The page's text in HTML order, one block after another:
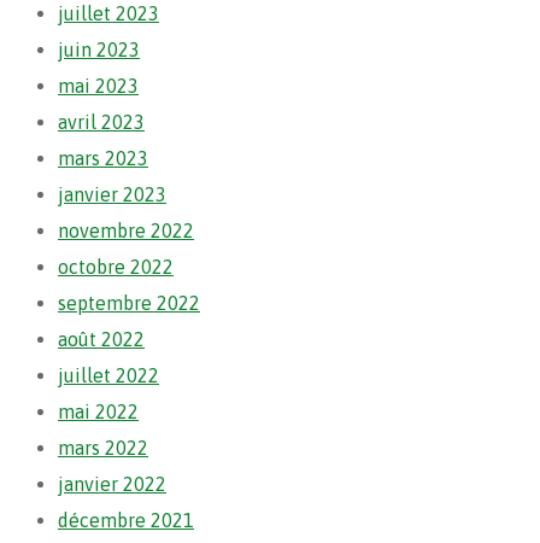
juillet 2023
juin 2023
mai 2023
avril 2023
mars 2023
janvier 2023
novembre 2022
octobre 2022
septembre 2022
août 2022
juillet 2022
mai 2022
mars 2022
janvier 2022
décembre 2021